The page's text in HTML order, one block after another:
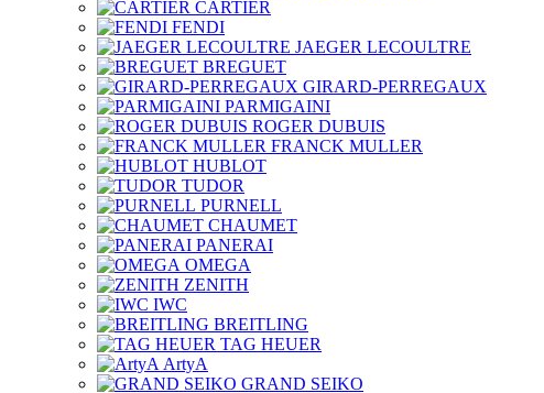
CARTIER
FENDI
JAEGER LECOULTRE
BREGUET
GIRARD-PERREGAUX
PARMIGAINI
ROGER DUBUIS
FRANCK MULLER
HUBLOT
TUDOR
PURNELL
CHAUMET
PANERAI
OMEGA
ZENITH
IWC
BREITLING
TAG HEUER
ArtyA
GRAND SEIKO